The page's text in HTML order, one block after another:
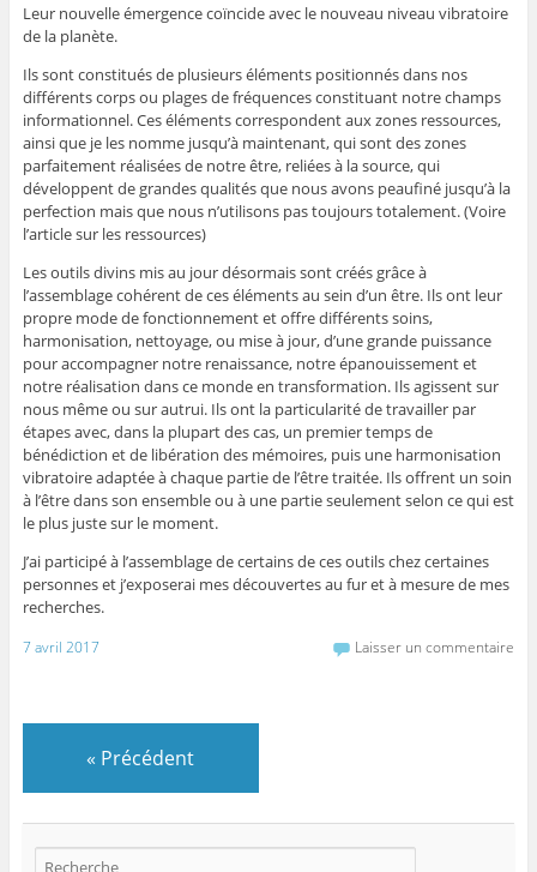
Leur nouvelle émergence coïncide avec le nouveau niveau vibratoire
de la planète.
Ils sont constitués de plusieurs éléments positionnés dans nos
différents corps ou plages de fréquences constituant notre champs
informationnel. Ces éléments correspondent aux zones ressources,
ainsi que je les nomme jusqu’à maintenant, qui sont des zones
parfaitement réalisées de notre être, reliées à la source, qui
développent de grandes qualités que nous avons peaufiné jusqu’à la
perfection mais que nous n’utilisons pas toujours totalement. (Voire
l’article sur les ressources)
Les outils divins mis au jour désormais sont créés grâce à
l’assemblage cohérent de ces éléments au sein d’un être. Ils ont leur
propre mode de fonctionnement et offre différents soins,
harmonisation, nettoyage, ou mise à jour, d’une grande puissance
pour accompagner notre renaissance, notre épanouissement et
notre réalisation dans ce monde en transformation. Ils agissent sur
nous même ou sur autrui. Ils ont la particularité de travailler par
étapes avec, dans la plupart des cas, un premier temps de
bénédiction et de libération des mémoires, puis une harmonisation
vibratoire adaptée à chaque partie de l’être traitée. Ils offrent un soin
à l’être dans son ensemble ou à une partie seulement selon ce qui est
le plus juste sur le moment.
J’ai participé à l’assemblage de certains de ces outils chez certaines
personnes et j’exposerai mes découvertes au fur et à mesure de mes
recherches.
7 avril 2017 Laisser un commentaire
« Précédent